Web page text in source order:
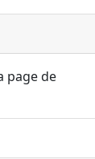
page de